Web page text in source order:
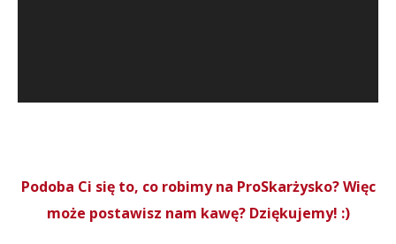
Podoba Ci się to, co robimy na ProSkarżysko? Więc
może postawisz nam kawę? Dziękujemy! :)